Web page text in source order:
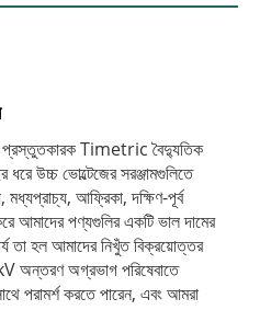
প্রস্তুতকারক Timetric বৈদ্যুতিক
ধরে উচ্চ ভোল্টেজের সরঞ্জামগুলিতে
মধ্যপ্রাচ্য, আফ্রিকা, দক্ষিণ-পূর্ব
আমাদের পণ্যগুলির একটি ভাল দামের
তা হল আমাদের নিখুঁত বিক্রয়োত্তর
অন্তরণ অগ্রভাগ পরিষেবাতে
পরামর্শ করতে পারেন, এবং আমরা